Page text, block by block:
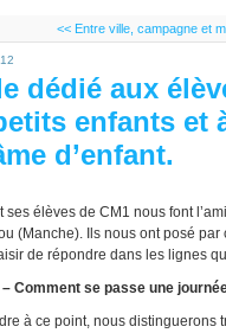
<< Entre ville, campagne et
dédié aux
enfants et
d’enfant.
ses élèves de CM1 nous font
(Manche). Ils nous ont posé
de répondre dans les lignes
Comment se passe une
à ce point, nous